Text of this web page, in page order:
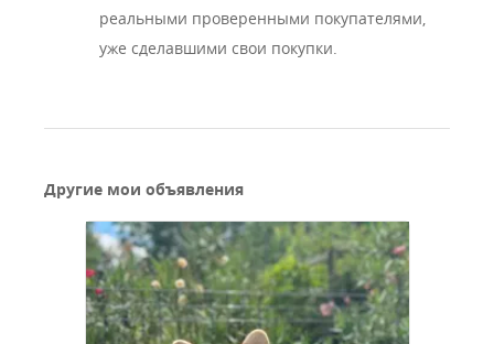
реальными проверенными покупателями,
уже сделавшими свои покупки.
Другие мои объявления